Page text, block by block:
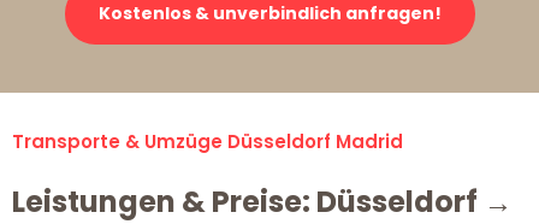
Kostenlos & unverbindlich anfragen!
Transporte & Umzüge Düsseldorf Madrid
Leistungen & Preise: Düsseldorf →